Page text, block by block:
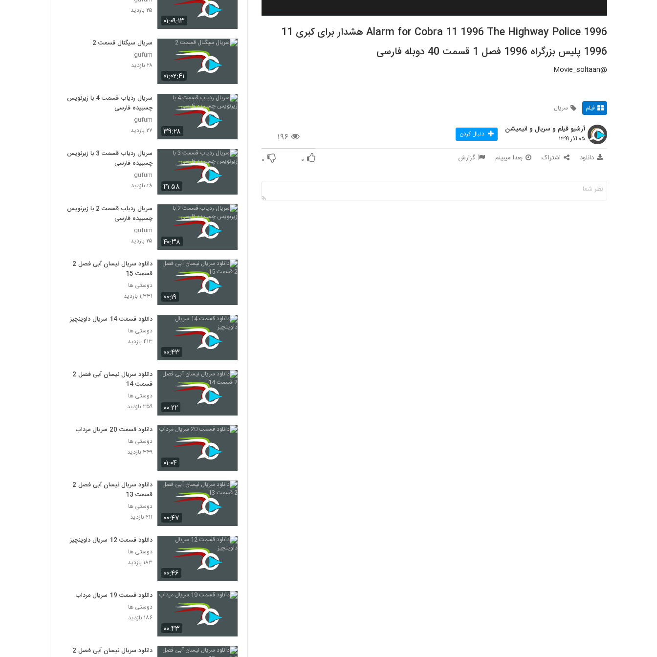
Alarm for Cobra 11 1996 ‌‌‌The Highway Police 1996 هشدار برای کبری 11
1996 پلیس بزرگراه 1996 فصل 1 قسمت 40 دوبله فارسی
@Movie_soltaan
فیلم سریال
۱۹۶
آرشیو فیلم و سریال و انیمیشن
۰۵ آذر ۱۳۹۹ دنبال کردن
دانلود اشتراک بعدا میبینم گزارش ۰ ۰
۰۱:۰۹:۱۳
۲۵ بازدید
۰۱:۰۲:۴۱
سریال سیگنال قسمت 2
gufum
۲۸ بازدید
۳۹:۲۸
سریال ردیاب قسمت 4 با زیرنویس
چسبیده فارسی
gufum
۲۷ بازدید
۴۱:۵۸
سریال ردیاب قسمت 3 با زیرنویس
چسبیده فارسی
gufum
۲۸ بازدید
۴۰:۳۸
سریال ردیاب قسمت 2 با زیرنویس
چسبیده فارسی
gufum
۲۵ بازدید
۰۰:۱۹
دانلود سریال نیسان آبی فصل 2
قسمت 15
دوستی ها
۱,۳۳۱ بازدید
۰۰:۴۳
دانلود قسمت 14 سریال داوینچیز
دوستی ها
۴۱۳ بازدید
۰۰:۲۲
دانلود سریال نیسان آبی فصل 2
قسمت 14
دوستی ها
۳۵۹ بازدید
۰۱:۰۴
دانلود قسمت 20 سریال مرداب
دوستی ها
۳۴۹ بازدید
۰۰:۴۷
دانلود سریال نیسان آبی فصل 2
قسمت 13
دوستی ها
۲۱۱ بازدید
۰۰:۴۶
دانلود قسمت 12 سریال داوینچیز
دوستی ها
۱۸۳ بازدید
۰۰:۴۳
دانلود قسمت 19 سریال مرداب
دوستی ها
۱۸۶ بازدید
دانلود سریال نیسان آبی فصل 2